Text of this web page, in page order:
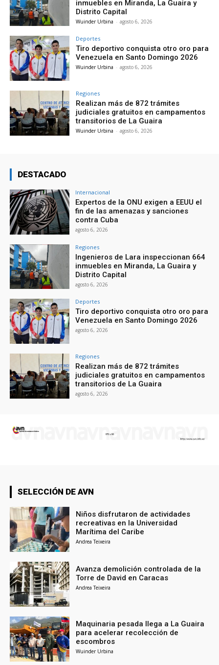
inmuebles en Miranda, La Guaira y
Distrito Capital
Wuinder Urbina - agosto 6, 2026
Deportes
Tiro deportivo conquista otro oro para
Venezuela en Santo Domingo 2026
Wuinder Urbina - agosto 6, 2026
Regiones
Realizan más de 872 trámites
judiciales gratuitos en campamentos
transitorios de La Guaira
Wuinder Urbina - agosto 6, 2026
DESTACADO
Internacional
Expertos de la ONU exigen a EEUU el
fin de las amenazas y sanciones
contra Cuba
agosto 6, 2026
Regiones
Ingenieros de Lara inspeccionan 664
inmuebles en Miranda, La Guaira y
Distrito Capital
agosto 6, 2026
Deportes
Tiro deportivo conquista otro oro para
Venezuela en Santo Domingo 2026
agosto 6, 2026
Regiones
Realizan más de 872 trámites
judiciales gratuitos en campamentos
transitorios de La Guaira
agosto 6, 2026
SELECCIÓN DE AVN
Niños disfrutaron de actividades
recreativas en la Universidad
Marítima del Caribe
Andrea Teixeira
Avanza demolición controlada de la
Torre de David en Caracas
Andrea Teixeira
Maquinaria pesada llega a La Guaira
para acelerar recolección de
escombros
Wuinder Urbina